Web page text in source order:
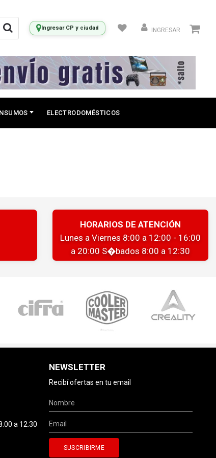
Ingresar CP y ciudad INGRESAR
ELECTRODOMÉSTICOS
HORARIOS DE ATENCIÓN
Lunes a Viernes 8:00 a 12:00 - 16:00
a 20:00 S�bados 8:00 a 12:30
a 12:30
NEWSLETTER
Recibí ofertas en tu email